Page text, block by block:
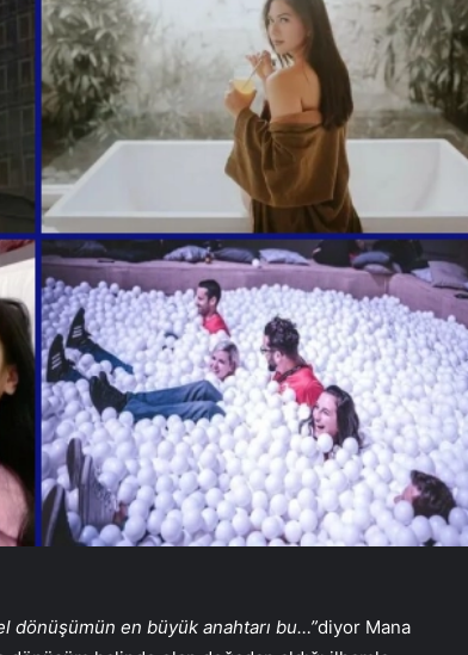
dönüşümün en büyük anahtarı bu…”diyor Mana